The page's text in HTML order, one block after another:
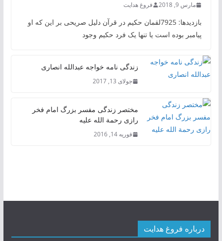
مارس 9, 2018 فروغ هدایت
بازدیدها: 7925لقمان حکیم در قرآن دلیل صریحی بر این که او
پیامبر بوده است یا تنها یک فرد حکیم وجود
زندگی نامه خواجه عبدالله انصاری
جولای 13, 2017
مختصر زندگی مفسر بزرگ امام فخر
رازی رحمة الله علیه
فوریه 14, 2016
درباره فروغ هدایت